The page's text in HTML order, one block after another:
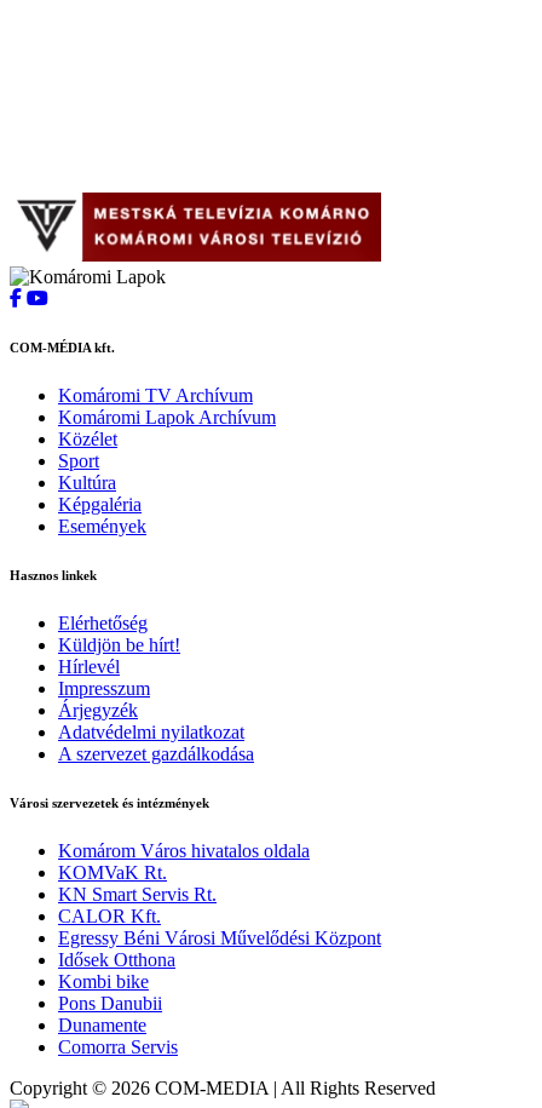
COM-MÉDIA kft.
Komáromi TV Archívum
Komáromi Lapok Archívum
Közélet
Sport
Kultúra
Képgaléria
Események
Hasznos linkek
Elérhetőség
Küldjön be hírt!
Hírlevél
Impresszum
Árjegyzék
Adatvédelmi nyilatkozat
A szervezet gazdálkodása
Városi szervezetek és intézmények
Komárom Város hivatalos oldala
KOMVaK Rt.
KN Smart Servis Rt.
CALOR Kft.
Egressy Béni Városi Művelődési Központ
Idősek Otthona
Kombi bike
Pons Danubii
Dunamente
Comorra Servis
Copyright © 2026 COM-MEDIA | All Rights Reserved